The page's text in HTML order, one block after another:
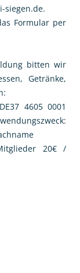
siegen.de.
Formular per
bitten wir
Getränke,
4605 0001
20€ /